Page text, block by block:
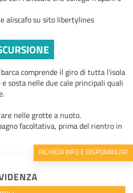
aliscafo su sito libertylines
comprende il giro di tutta l'isola
sosta nelle due cale principali quali
nelle grotte a nuoto.
facoltativa, prima del rientro in
RICHIEDI INFO E DISPONIBILITA'